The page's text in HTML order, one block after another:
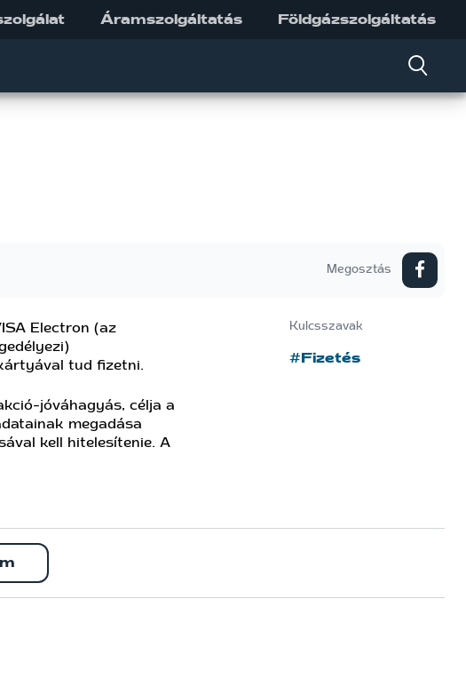
Áramszolgáltatás Földgázszolgáltatás
Megosztás
Electron (az
tud fizetni.
jóváhagyás, célja a
megadása
kell hitelesítenie. A
Kulcsszavak
#Fizetés